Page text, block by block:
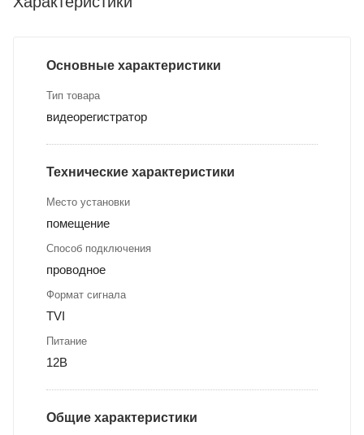
Основные характеристики
Тип товара
видеорегистратор
Технические характеристики
Место установки
помещение
Способ подключения
проводное
Формат сигнала
TVI
Питание
12В
Общие характеристики